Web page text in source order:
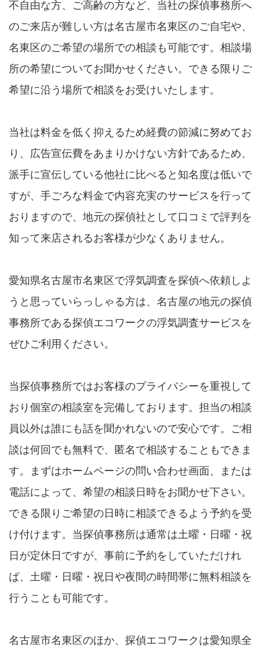
不自由な方、ご高齢の方など、当社の探偵事務所へ
のご来店が難しい方は名古屋市名東区のご自宅や、
名東区のご希望の場所での相談も可能です。相談場
所の希望についてお聞かせください。できる限りご
希望に沿う場所で相談をお受けいたします。
当社は料金を低く抑えるため経費の節減に努めてお
り、広告宣伝費をあまりかけない方針であるため、
派手に宣伝している他社に比べると知名度は低いで
すが、手ごろな料金で内容充実のサービスを行って
おりますので、地元の探偵社として口コミで評判を
知って来店されるお客様が少なくありません。
愛知県名古屋市名東区で浮気調査を探偵へ依頼しよ
うと思っていらっしゃる方は、名古屋の地元の探偵
事務所である探偵エコワークの浮気調査サービスを
ぜひご利用ください。
当探偵事務所ではお客様のプライバシーを重視して
おり個室の相談室を完備しております。担当の相談
員以外は誰にも話を聞かれないので安心です。ご相
談は何回でも無料で、匿名で相談することもできま
す。まずはホームページの問い合わせ画面、または
電話によって、希望の相談日時をお聞かせ下さい。
できる限りご希望の日時に相談できるよう予約を受
け付けます。当探偵事務所は通常は土曜・日曜・祝
日が定休日ですが、事前に予約をしていただけれ
ば、土曜・日曜・祝日や夜間の時間帯に無料相談を
行うことも可能です。
名古屋市名東区のほか、探偵エコワークは愛知県全